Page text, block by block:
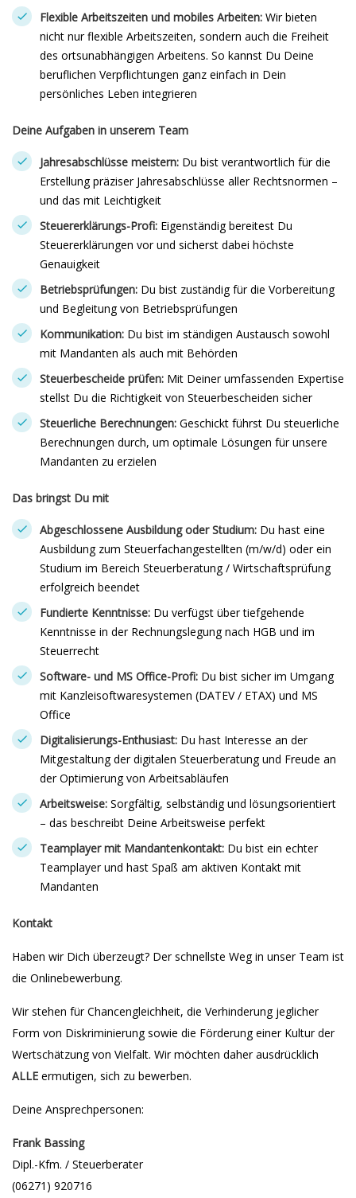
Flexible Arbeitszeiten und mobiles Arbeiten: Wir bieten
nicht nur flexible Arbeitszeiten, sondern auch die Freiheit
des ortsunabhängigen Arbeitens. So kannst Du Deine
beruflichen Verpflichtungen ganz einfach in Dein
persönliches Leben integrieren
Deine Aufgaben in unserem Team
Jahresabschlüsse meistern: Du bist verantwortlich für die
Erstellung präziser Jahresabschlüsse aller Rechtsnormen –
und das mit Leichtigkeit
Steuererklärungs-Profi: Eigenständig bereitest Du
Steuererklärungen vor und sicherst dabei höchste
Genauigkeit
Betriebsprüfungen: Du bist zuständig für die Vorbereitung
und Begleitung von Betriebsprüfungen
Kommunikation: Du bist im ständigen Austausch sowohl
mit Mandanten als auch mit Behörden
Steuerbescheide prüfen: Mit Deiner umfassenden Expertise
stellst Du die Richtigkeit von Steuerbescheiden sicher
Steuerliche Berechnungen: Geschickt führst Du steuerliche
Berechnungen durch, um optimale Lösungen für unsere
Mandanten zu erzielen
Das bringst Du mit
Abgeschlossene Ausbildung oder Studium: Du hast eine
Ausbildung zum Steuerfachangestellten (m/w/d) oder ein
Studium im Bereich Steuerberatung / Wirtschaftsprüfung
erfolgreich beendet
Fundierte Kenntnisse: Du verfügst über tiefgehende
Kenntnisse in der Rechnungslegung nach HGB und im
Steuerrecht
Software- und MS Office-Profi: Du bist sicher im Umgang
mit Kanzleisoftwaresystemen (DATEV / ETAX) und MS
Office
Digitalisierungs-Enthusiast: Du hast Interesse an der
Mitgestaltung der digitalen Steuerberatung und Freude an
der Optimierung von Arbeitsabläufen
Arbeitsweise: Sorgfältig, selbständig und lösungsorientiert
– das beschreibt Deine Arbeitsweise perfekt
Teamplayer mit Mandantenkontakt: Du bist ein echter
Teamplayer und hast Spaß am aktiven Kontakt mit
Mandanten
Kontakt
Haben wir Dich überzeugt? Der schnellste Weg in unser Team ist
die Onlinebewerbung.
Wir stehen für Chancengleichheit, die Verhinderung jeglicher
Form von Diskriminierung sowie die Förderung einer Kultur der
Wertschätzung von Vielfalt. Wir möchten daher ausdrücklich
ALLE ermutigen, sich zu bewerben.
Deine Ansprechpersonen:
Frank Bassing
Dipl.-Kfm. / Steuerberater
(06271) 920716